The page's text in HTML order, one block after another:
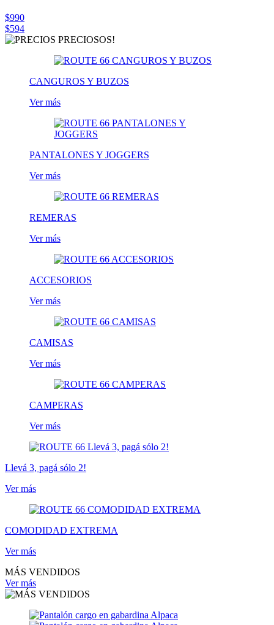
$990
$594
CANGUROS Y BUZOS
Ver más
PANTALONES Y JOGGERS
Ver más
REMERAS
Ver más
ACCESORIOS
Ver más
CAMISAS
Ver más
CAMPERAS
Ver más
Llevá 3, pagá sólo 2!
Ver más
COMODIDAD EXTREMA
Ver más
MÁS VENDIDOS
Ver más